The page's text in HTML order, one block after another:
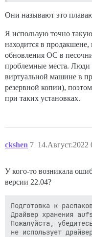
Они называют это
Я использую точно
находится в
обновления ОС в
проблемные места.
виртуальной машине в
резервной копии),
при таких установках.
ckshen 14.Август.2022
7
У кого-то возникала
версии 22.04?
Подготовка к
Драйвер хранения
Пожалуйста,
не использует